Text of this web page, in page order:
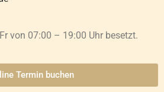
von 07:00 – 19:00 Uhr besetzt.
Termin buchen